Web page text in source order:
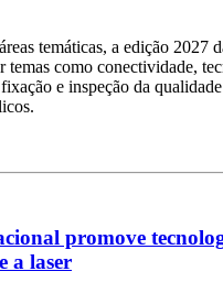
temáticas, a edição 2027
temas como conectividade,
e inspeção da
promove
a laser